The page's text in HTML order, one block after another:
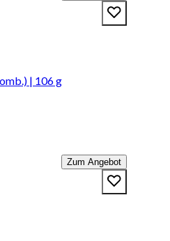
| 106 g
Zum Angebot